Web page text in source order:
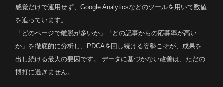
感覚だけで運用せず、Google Analyticsなどのツールを用いて数値
を追っています。
「どのページで離脱が多いか」「どの記事からの応募率が高い
か」を徹底的に分析し、PDCAを回し続ける姿勢こそが、成果を
出し続ける最大の要因です。 データに基づかない改善は、ただの
博打に過ぎません。